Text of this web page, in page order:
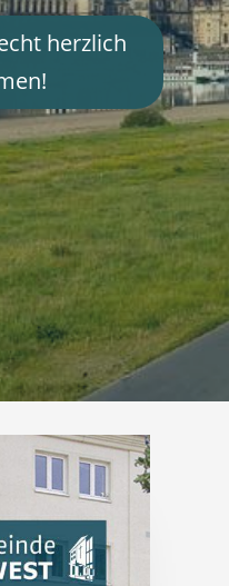
herzlich